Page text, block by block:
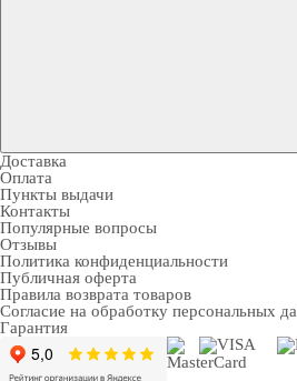
Доставка
Оплата
Пункты выдачи
Контакты
Популярные вопросы
Отзывы
Политика конфиденциальности
Публичная оферта
Правила возврата товаров
Согласие на обработку персональных
Гарантия